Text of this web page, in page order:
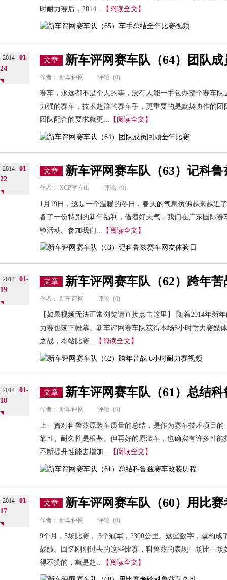
时耐力赛后，2014... 【阅读全文】
2014
01-
24
文章 新车评网赛车队（64）团队
作者： 新车评网 评论 (0)
赛车，永远都不是个人的事，没有人能一手包办整个赛车
力强的赛车，技术超群的赛车手，更重要的是默契协作的
团队配合的要求就更... 【阅读全文】
2014
01-
22
文章 新车评网赛车队（63）记科
作者： XCP李立山 评论 (0)
1月19日，这是一个温暖的冬日，春天的气息仿佛越来越近
备了一份特别的新年福利，借着好天气，我们在广东国际
验活动。参加我们... 【阅读全文】
2014
01-
19
文章 新车评网赛车队（62）跨年
作者： 新车评网 评论 (0)
【如果视频无法正常浏览请直接点击这里】 随着2014年新
力赛也落下帷幕。新车评网赛车队获得本场6小时耐力赛媒
之战，本站比赛... 【阅读全文】
2014
01-
18
文章 新车评网赛车队（61）总结
作者： 新车评网 评论 (0)
上一篇对科鲁兹原装车质量的总结，是作为赛车技术项目
靠性、耐久性是根基。但再好的原装车，也确实有许多性
不断提升性能去增加... 【阅读全文】
2014
01-
17
文章 新车评网赛车队（60）用比
作者： 新车评网 评论 (0)
9个月，5场比赛， 3个冠军，2300公里。这些数字，就构
战绩。回忆刚刚过去的这些比赛，科鲁兹的表现一场比一
得不赞的，就是超... 【阅读全文】